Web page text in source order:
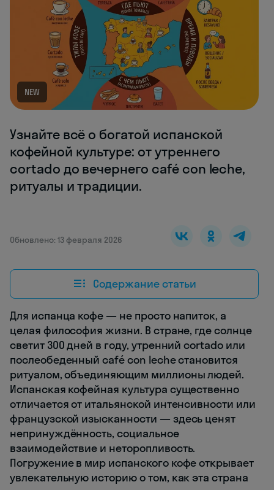
NEW
Узнайте всё о богатой испанской
кофейной культуре: от утреннего
cortado до вечернего café con leche,
ритуалы и традиции.
Обновлено: 13 февраля 2026
Содержание статьи
Для испанца кофе — не просто напиток, а
целая философия жизни. В стране, где солнце
светит 300 дней в году, утренний cortado или
послеобеденный café con leche становится
ритуалом, объединяющим миллионы людей.
Испанская кофейная культура существенно
отличается от итальянской интенсивности или
французской изысканности — здесь ценят
непринуждённость, социальное
взаимодействие и неторопливость.
Погружение в мир испанского кофе открывает
увлекательную историю о том, как эта страна